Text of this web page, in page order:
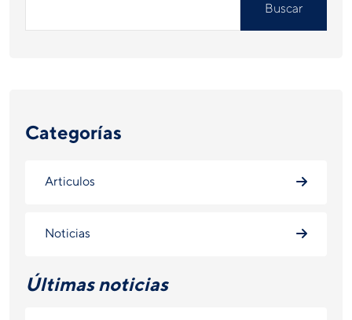
Buscar
Categorías
Articulos
Noticias
Últimas noticias